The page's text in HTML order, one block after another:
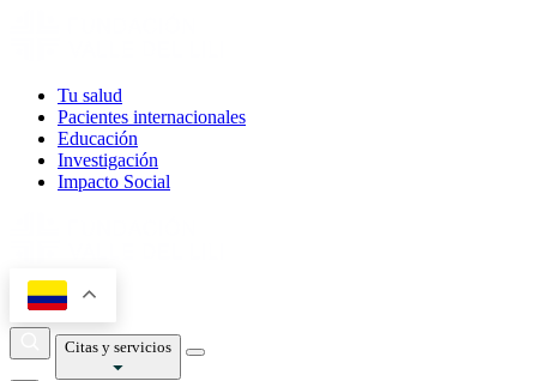
Tu salud
Pacientes internacionales
Educación
Investigación
Impacto Social
Citas y servicios